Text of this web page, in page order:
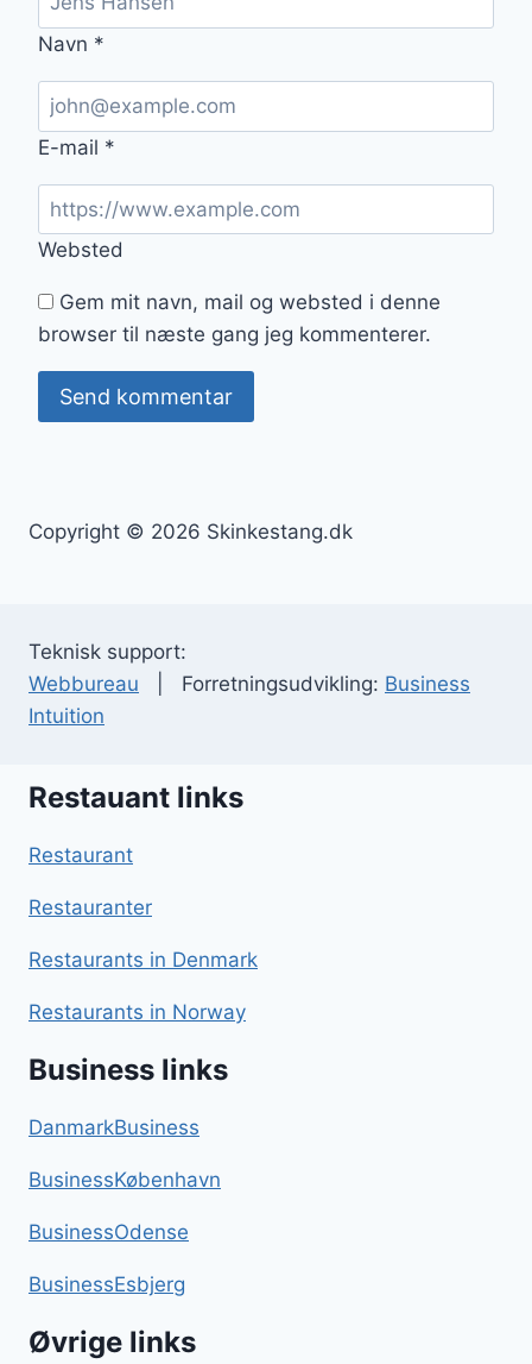
Navn *
E-mail *
Websted
Gem mit navn, mail og websted i denne
browser til næste gang jeg kommenterer.
Copyright © 2026 Skinkestang.dk
Teknisk support:
Webbureau | Forretningsudvikling: Business
Intuition
Restauant links
Restaurant
Restauranter
Restaurants in Denmark
Restaurants in Norway
Business links
DanmarkBusiness
BusinessKøbenhavn
BusinessOdense
BusinessEsbjerg
Øvrige links